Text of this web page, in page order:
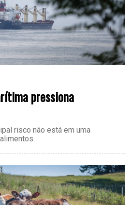
pressiona
risco não está em uma